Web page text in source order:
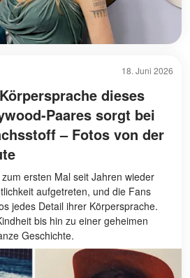
18. Juni 2026
dieses
Paares sorgt bei
– Fotos von der
ersten Mal seit Jahren wieder
aufgetreten, und die Fans
jedes Detail ihrer Körpersprache.
bis hin zu einer geheimen
Geschichte.